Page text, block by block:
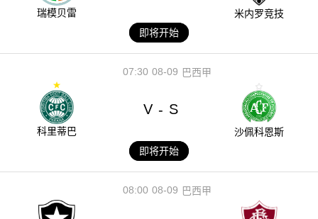
瑞模贝雷
米内罗竞技
即将开始
08-09
07:30 巴西甲
科里蒂巴
V - S
沙佩科恩斯
即将开始
08-09
08:00 巴西甲